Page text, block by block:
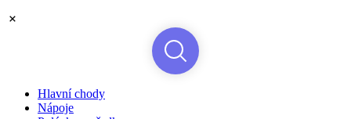
Hlavní chody
Nápoje